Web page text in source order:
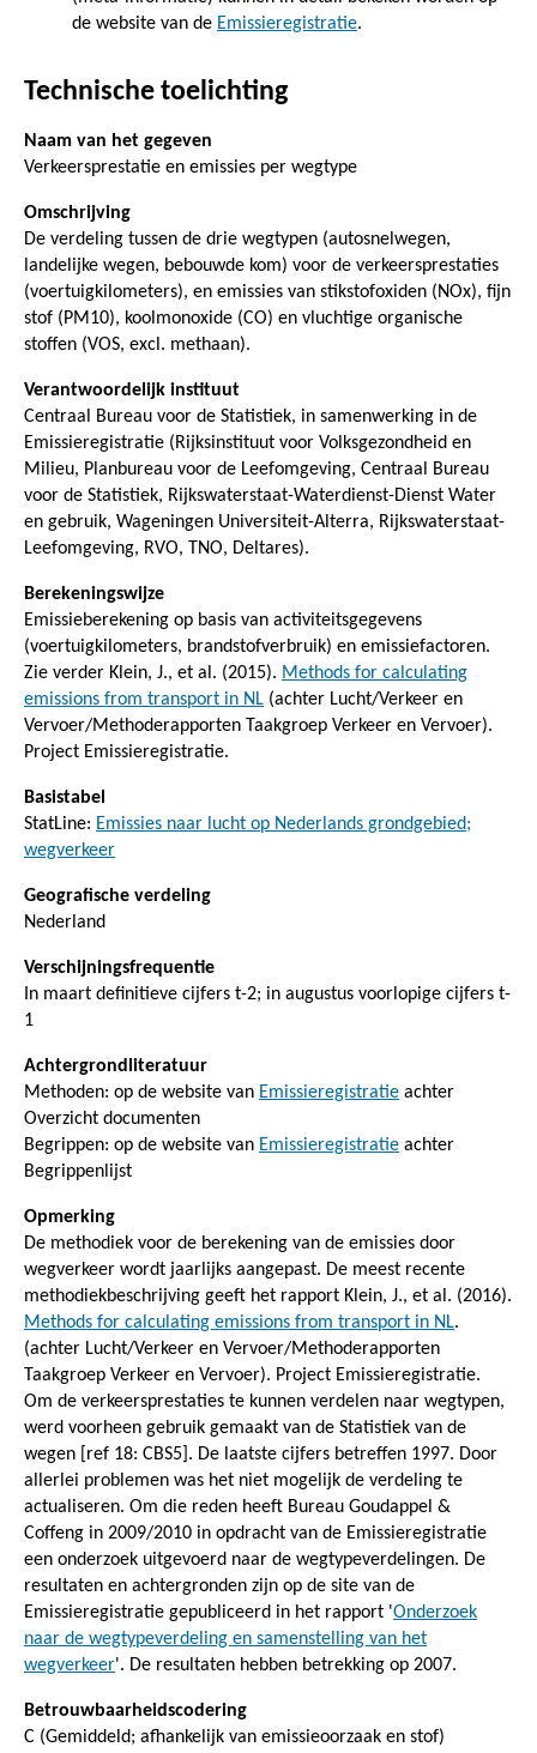
de website van de Emissieregistratie.
Technische toelichting
Naam van het gegeven
Verkeersprestatie en emissies per wegtype
Omschrijving
De verdeling tussen de drie wegtypen (autosnelwegen,
landelijke wegen, bebouwde kom) voor de verkeersprestaties
(voertuigkilometers), en emissies van stikstofoxiden (NOx), fijn
stof (PM10), koolmonoxide (CO) en vluchtige organische
stoffen (VOS, excl. methaan).
Verantwoordelijk instituut
Centraal Bureau voor de Statistiek, in samenwerking in de
Emissieregistratie (Rijksinstituut voor Volksgezondheid en
Milieu, Planbureau voor de Leefomgeving, Centraal Bureau
voor de Statistiek, Rijkswaterstaat-Waterdienst-Dienst Water
en gebruik, Wageningen Universiteit-Alterra, Rijkswaterstaat-
Leefomgeving, RVO, TNO, Deltares).
Berekeningswijze
Emissieberekening op basis van activiteitsgegevens
(voertuigkilometers, brandstofverbruik) en emissiefactoren.
Zie verder Klein, J., et al. (2015). Methods for calculating
emissions from transport in NL (achter Lucht/Verkeer en
Vervoer/Methoderapporten Taakgroep Verkeer en Vervoer).
Project Emissieregistratie.
Basistabel
StatLine: Emissies naar lucht op Nederlands grondgebied;
wegverkeer
Geografische verdeling
Nederland
Verschijningsfrequentie
In maart definitieve cijfers t-2; in augustus voorlopige cijfers t-
1
Achtergrondliteratuur
Methoden: op de website van Emissieregistratie achter
Overzicht documenten
Begrippen: op de website van Emissieregistratie achter
Begrippenlijst
Opmerking
De methodiek voor de berekening van de emissies door
wegverkeer wordt jaarlijks aangepast. De meest recente
methodiekbeschrijving geeft het rapport Klein, J., et al. (2016).
Methods for calculating emissions from transport in NL.
(achter Lucht/Verkeer en Vervoer/Methoderapporten
Taakgroep Verkeer en Vervoer). Project Emissieregistratie.
Om de verkeersprestaties te kunnen verdelen naar wegtypen,
werd voorheen gebruik gemaakt van de Statistiek van de
wegen [ref 18: CBS5]. De laatste cijfers betreffen 1997. Door
allerlei problemen was het niet mogelijk de verdeling te
actualiseren. Om die reden heeft Bureau Goudappel &
Coffeng in 2009/2010 in opdracht van de Emissieregistratie
een onderzoek uitgevoerd naar de wegtypeverdelingen. De
resultaten en achtergronden zijn op de site van de
Emissieregistratie gepubliceerd in het rapport 'Onderzoek
naar de wegtypeverdeling en samenstelling van het
wegverkeer'. De resultaten hebben betrekking op 2007.
Betrouwbaarheidscodering
C (Gemiddeld; afhankelijk van emissieoorzaak en stof)